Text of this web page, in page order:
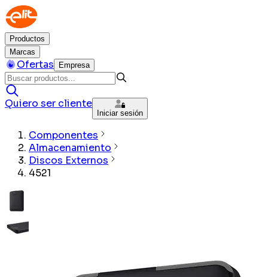
Productos
Marcas
Ofertas Empresa
Quiero ser cliente
Iniciar sesión
Componentes
Almacenamiento
Discos Externos
4521